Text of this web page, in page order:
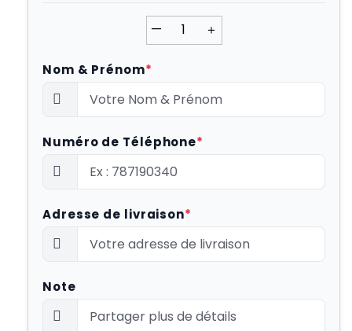
— ＋
Nom & Prénom*
Numéro de Téléphone*
Adresse de livraison*
Note